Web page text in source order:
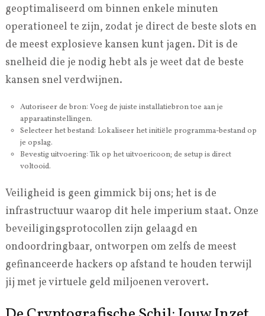
geoptimaliseerd om binnen enkele minuten
operationeel te zijn, zodat je direct de beste slots en
de meest explosieve kansen kunt jagen. Dit is de
snelheid die je nodig hebt als je weet dat de beste
kansen snel verdwijnen.
Autoriseer de bron: Voeg de juiste installatiebron toe aan je
apparaatinstellingen.
Selecteer het bestand: Lokaliseer het initiële programma-bestand op
je opslag.
Bevestig uitvoering: Tik op het uitvoericoon; de setup is direct
voltooid.
Veiligheid is geen gimmick bij ons; het is de
infrastructuur waarop dit hele imperium staat. Onze
beveiligingsprotocollen zijn gelaagd en
ondoordringbaar, ontworpen om zelfs de meest
gefinanceerde hackers op afstand te houden terwijl
jij met je virtuele geld miljoenen verovert.